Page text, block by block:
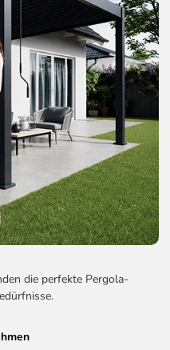
die perfekte Pergola-